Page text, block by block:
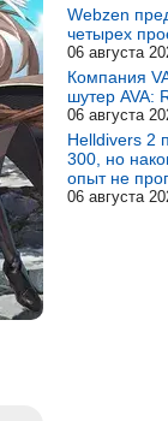
Webzen
четырех
06 августа
Компания
шутер AVA:
06 августа
Helldivers 2
300, но
опыт не
06 августа